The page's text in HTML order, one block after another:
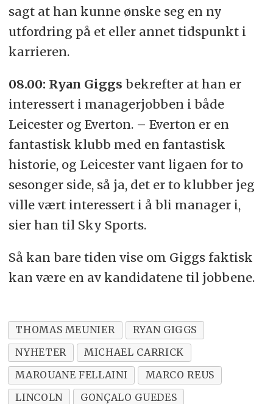
sagt at han kunne ønske seg en ny
utfordring på et eller annet tidspunkt i
karrieren.
08.00: Ryan Giggs bekrefter at han er
interessert i managerjobben i både
Leicester og Everton. – Everton er en
fantastisk klubb med en fantastisk
historie, og Leicester vant ligaen for to
sesonger side, så ja, det er to klubber jeg
ville vært interessert i å bli manager i,
sier han til Sky Sports.
Så kan bare tiden vise om Giggs faktisk
kan være en av kandidatene til jobbene.
THOMAS MEUNIER
RYAN GIGGS
NYHETER
MICHAEL CARRICK
MAROUANE FELLAINI
MARCO REUS
LINCOLN
GONÇALO GUEDES